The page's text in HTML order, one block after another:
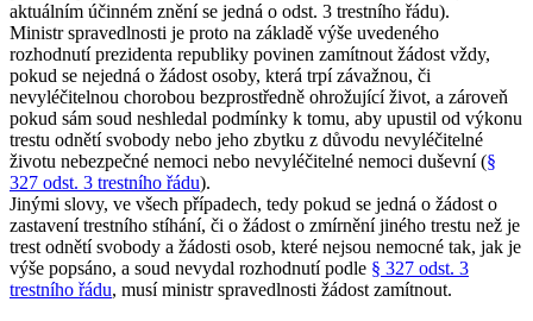
aktuálním účinném znění se jedná o odst. 3 trestního řádu).
Ministr spravedlnosti je proto na základě výše uvedeného
rozhodnutí prezidenta republiky povinen zamítnout žádost vždy,
pokud se nejedná o žádost osoby, která trpí závažnou, či
nevyléčitelnou chorobou bezprostředně ohrožující život, a zároveň
pokud sám soud neshledal podmínky k tomu, aby upustil od výkonu
trestu odnětí svobody nebo jeho zbytku z důvodu nevyléčitelné
životu nebezpečné nemoci nebo nevyléčitelné nemoci duševní (§
327 odst. 3 trestního řádu).
Jinými slovy, ve všech případech, tedy pokud se jedná o žádost o
zastavení trestního stíhání, či o žádost o zmírnění jiného trestu než je
trest odnětí svobody a žádosti osob, které nejsou nemocné tak, jak je
výše popsáno, a soud nevydal rozhodnutí podle § 327 odst. 3
trestního řádu, musí ministr spravedlnosti žádost zamítnout.